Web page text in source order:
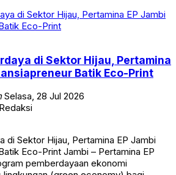
di Sektor Hijau, Pertamina
Batik Eco-Print
Selasa, 28 Jul 2026
di Sektor Hijau, Pertamina EP Jambi
Eco-Print Jambi – Pertamina EP
pemberdayaan ekonomi